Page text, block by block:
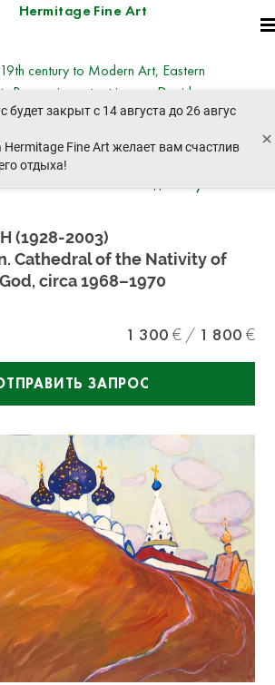
Hermitage Fine Art
будет закрыт с 14 августа до 26 авгус
Fine Art желает вам счастлив
отдыха!
×
century to Modern Art, Eastern
Russes, important icons - David
Nesterov, Goncharova,
г. - 14:30
(1928-2003)
Cathedral of the Nativity of
circa 1968–1970
1 300 1 800
ЗАПРОС